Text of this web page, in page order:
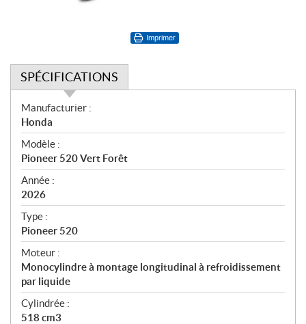
Imprimer
SPÉCIFICATIONS
S
p
é
c
i
f
i
c
a
t
i
o
n
s
Manufacturier :
Honda
Modèle :
Pioneer 520 Vert Forêt
Année :
2026
Type :
Pioneer 520
Moteur :
Monocylindre à montage longitudinal à refroidissement
par liquide
Cylindrée :
518 cm3